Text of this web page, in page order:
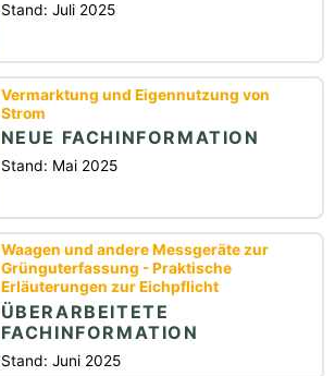
Stand: Juli 2025
Vermarktung und Eigennutzung von
Strom
NEUE FACHINFORMATION
Stand: Mai 2025
Waagen und andere Messgeräte zur
Grünguterfassung - Praktische
Erläuterungen zur Eichpflicht
ÜBERARBEITETE
FACHINFORMATION
Stand: Juni 2025